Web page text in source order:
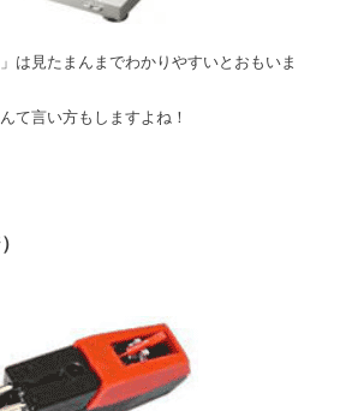
は見たまんまでわかりやすいとおもいま
て言い方もしますよね！